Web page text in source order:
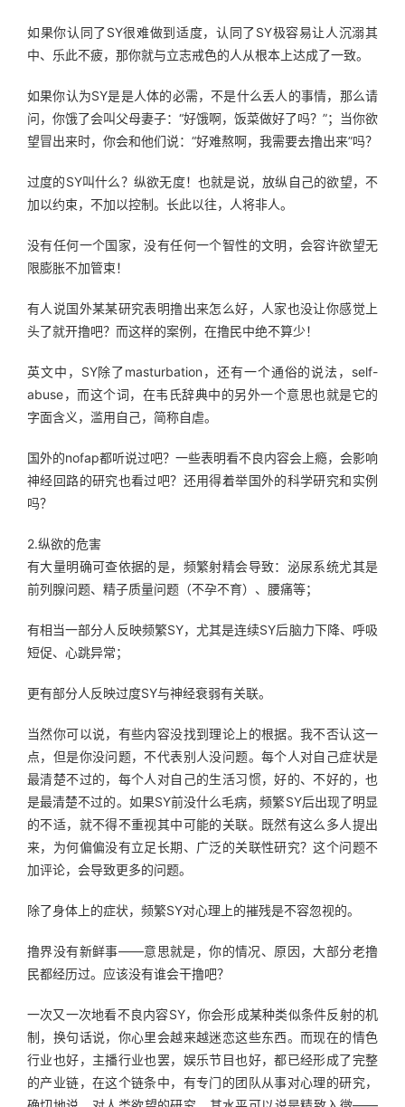
如果你认同了SY很难做到适度，认同了SY极容易让人沉溺其
中、乐此不疲，那你就与立志戒色的人从根本上达成了一致。
如果你认为SY是是人体的必需，不是什么丢人的事情，那么请
问，你饿了会叫父母妻子：“好饿啊，饭菜做好了吗？”；当你欲
望冒出来时，你会和他们说：“好难熬啊，我需要去撸出来”吗？
过度的SY叫什么？纵欲无度！也就是说，放纵自己的欲望，不
加以约束，不加以控制。长此以往，人将非人。
没有任何一个国家，没有任何一个智性的文明，会容许欲望无
限膨胀不加管束！
有人说国外某某研究表明撸出来怎么好，人家也没让你感觉上
头了就开撸吧？而这样的案例，在撸民中绝不算少！
英文中，SY除了masturbation，还有一个通俗的说法，self-
abuse，而这个词，在韦氏辞典中的另外一个意思也就是它的
字面含义，滥用自己，简称自虐。
国外的nofap都听说过吧？一些表明看不良内容会上瘾，会影响
神经回路的研究也看过吧？还用得着举国外的科学研究和实例
吗？
2.纵欲的危害
有大量明确可查依据的是，频繁射精会导致：泌尿系统尤其是
前列腺问题、精子质量问题（不孕不育）、腰痛等；
有相当一部分人反映频繁SY，尤其是连续SY后脑力下降、呼吸
短促、心跳异常；
更有部分人反映过度SY与神经衰弱有关联。
当然你可以说，有些内容没找到理论上的根据。我不否认这一
点，但是你没问题，不代表别人没问题。每个人对自己症状是
最清楚不过的，每个人对自己的生活习惯，好的、不好的，也
是最清楚不过的。如果SY前没什么毛病，频繁SY后出现了明显
的不适，就不得不重视其中可能的关联。既然有这么多人提出
来，为何偏偏没有立足长期、广泛的关联性研究？这个问题不
加评论，会导致更多的问题。
除了身体上的症状，频繁SY对心理上的摧残是不容忽视的。
撸界没有新鲜事——意思就是，你的情况、原因，大部分老撸
民都经历过。应该没有谁会干撸吧？
一次又一次地看不良内容SY，你会形成某种类似条件反射的机
制，换句话说，你心里会越来越迷恋这些东西。而现在的情色
行业也好，主播行业也罢，娱乐节目也好，都已经形成了完整
的产业链，在这个链条中，有专门的团队从事对心理的研究，